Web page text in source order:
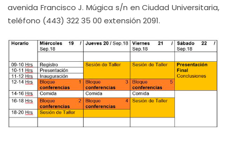
avenida Francisco J. Múgica s/n en Ciudad Universitaria,
teléfono (443) 322 35 00 extensión 2091.